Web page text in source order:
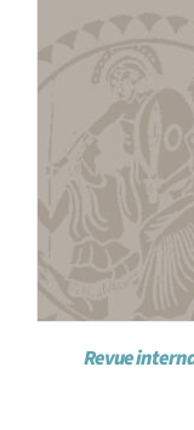
Revue